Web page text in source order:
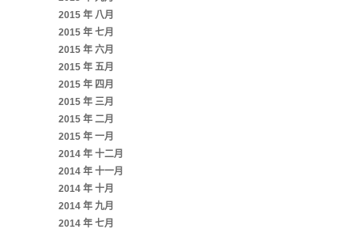
2015 年 八月
2015 年 七月
2015 年 六月
2015 年 五月
2015 年 四月
2015 年 三月
2015 年 二月
2015 年 一月
2014 年 十二月
2014 年 十一月
2014 年 十月
2014 年 九月
2014 年 七月